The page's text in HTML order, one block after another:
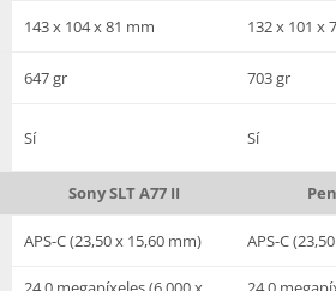
143 x 104 x 81 mm 132 x 101 x
647 gr 703 gr
Sí Sí
Sony SLT A77 II
APS-C (23,50 x 15,60 mm) APS-C